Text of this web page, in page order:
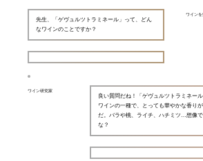
ワインを
先生、「ゲヴュルツトラミネール」って、どん
なワインのことですか？
ワイン研究家
良い質問だね！「ゲヴュルツトラミネー
ワインの一種で、とっても華やかな香り
だ。バラや桃、ライチ、ハチミツ…想像
な？